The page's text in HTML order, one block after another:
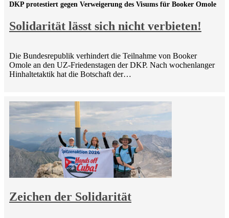
Solidarität lässt sich nicht verbieten!
DKP protestiert gegen Verweigerung des Visums für Booker Omole
Die Bundesrepublik verhindert die Teilnahme von Booker
Omole an den UZ-Friedenstagen der DKP. Nach wochenlanger
Hinhaltetaktik hat die Botschaft der…
Zeichen der Solidarität